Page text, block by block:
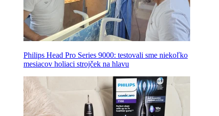
Philips Head Pro Series 9000: testovali sme niekoľko
mesiacov holiaci strojček na hlavu